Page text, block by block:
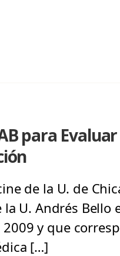
para Evaluar
de la U. de
U. Andrés Bello
y que
[…]